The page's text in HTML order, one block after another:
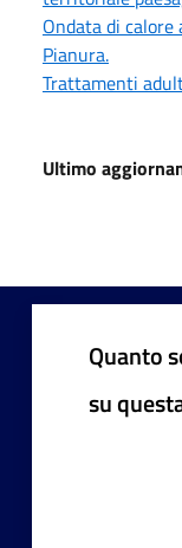
Ondata di
Pianura.
Trattamenti
Ultimo
Quanto
su